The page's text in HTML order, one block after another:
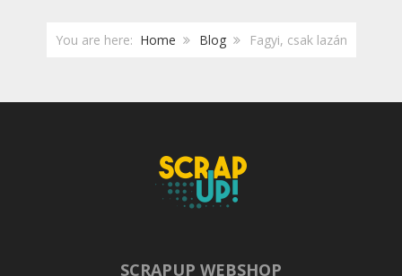
You are here: Home Blog Fagyi, csak lazán
SCRAPUP WEBSHOP